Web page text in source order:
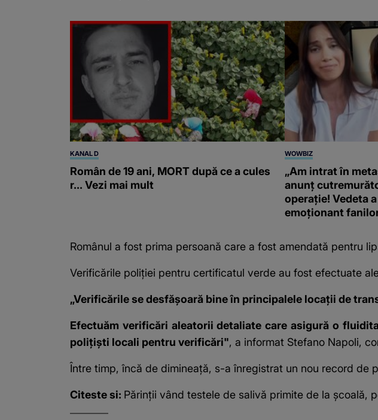
KANAL D
Român de 19 ani, MORT după ce a cules
r... Vezi mai mult
WOWBIZ
„Am intrat în
anunț
operație! Vedeta
emoționant
Românul a fost prima persoană care a fost amendată pentru
Verificările poliției pentru certificatul verde au fost efectuate
„Verificările se desfășoară bine în principalele locații de
Efectuăm verificări aleatorii detaliate care asigură o
polițiști locali pentru verificări", a informat Stefano Napoli,
Între timp, încă de dimineață, s-a înregistrat un nou record de
Citeste si: Părinții vând testele de salivă primite de la școală,